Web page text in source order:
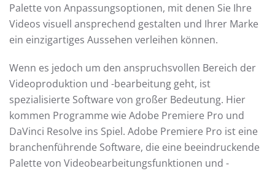
Palette von Anpassungsoptionen, mit denen Sie Ihre
Videos visuell ansprechend gestalten und Ihrer Marke
ein einzigartiges Aussehen verleihen können.
Wenn es jedoch um den anspruchsvollen Bereich der
Videoproduktion und -bearbeitung geht, ist
spezialisierte Software von großer Bedeutung. Hier
kommen Programme wie Adobe Premiere Pro und
DaVinci Resolve ins Spiel. Adobe Premiere Pro ist eine
branchenführende Software, die eine beeindruckende
Palette von Videobearbeitungsfunktionen und -